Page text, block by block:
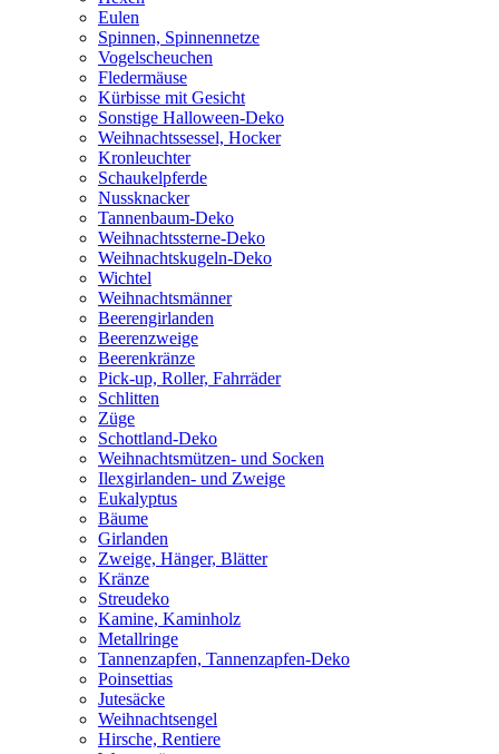
Eulen
Spinnen, Spinnennetze
Vogelscheuchen
Fledermäuse
Kürbisse mit Gesicht
Sonstige Halloween-Deko
Weihnachtssessel, Hocker
Kronleuchter
Schaukelpferde
Nussknacker
Tannenbaum-Deko
Weihnachtssterne-Deko
Weihnachtskugeln-Deko
Wichtel
Weihnachtsmänner
Beerengirlanden
Beerenzweige
Beerenkränze
Pick-up, Roller, Fahrräder
Schlitten
Züge
Schottland-Deko
Weihnachtsmützen- und Socken
Ilexgirlanden- und Zweige
Eukalyptus
Bäume
Girlanden
Zweige, Hänger, Blätter
Kränze
Streudeko
Kamine, Kaminholz
Metallringe
Tannenzapfen, Tannenzapfen-Deko
Poinsettias
Jutesäcke
Weihnachtsengel
Hirsche, Rentiere